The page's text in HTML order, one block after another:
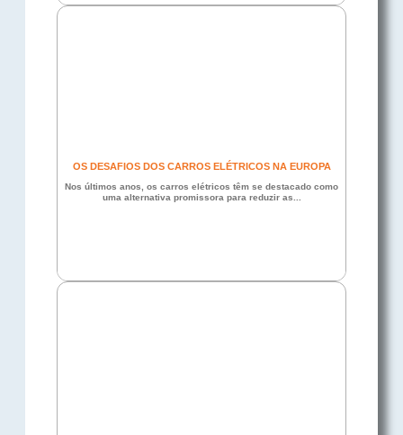
OS DESAFIOS DOS CARROS ELÉTRICOS NA EUROPA
Nos últimos anos, os carros elétricos têm se destacado como
uma alternativa promissora para reduzir as...